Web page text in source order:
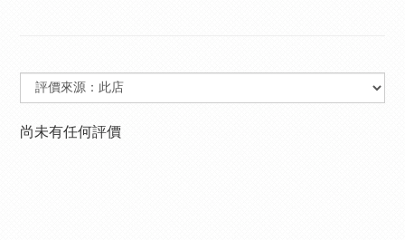
尚未有任何評價